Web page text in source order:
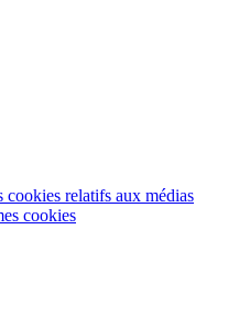
cookies relatifs aux médias
cookies